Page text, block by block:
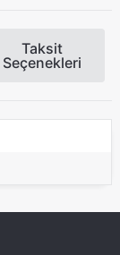
Taksit
Seçenekleri